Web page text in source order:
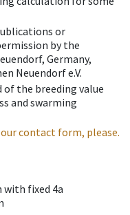
or
by the
Germany,
Neuendorf e.V.
of the breeding value
and swarming
contact form, please.
fixed 4a